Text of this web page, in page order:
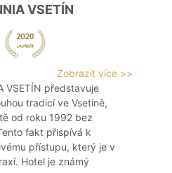
VSETÍN
Zobrazit více >>
VSETÍN představuje
tradicí ve Vsetíně,
od roku 1992 bez
fakt přispívá k
přístupu, který je v
Hotel je známý